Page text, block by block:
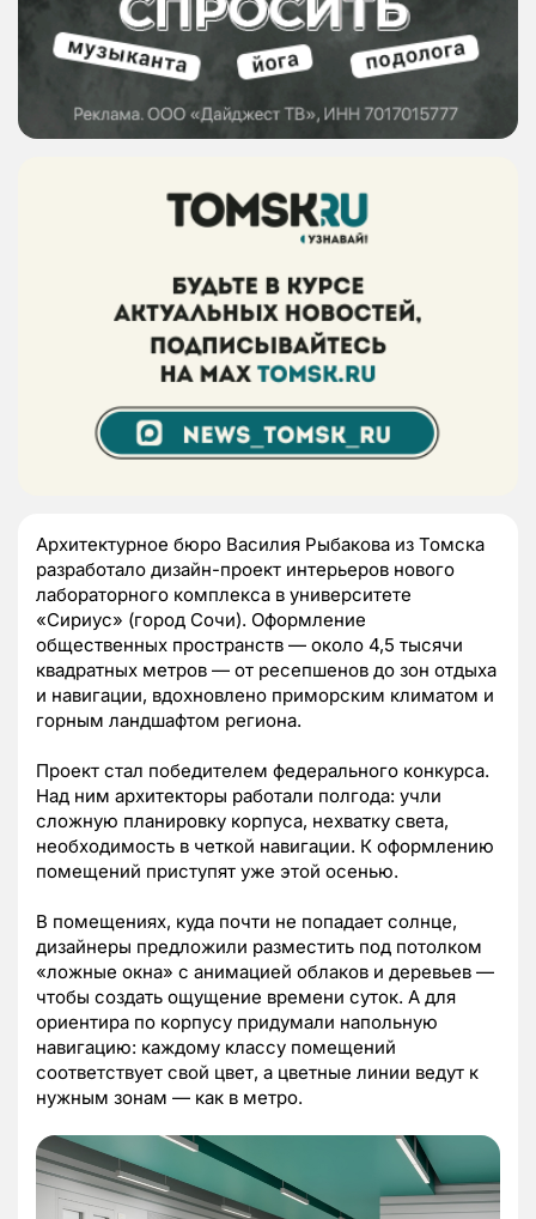
Архитектурное бюро Василия Рыбакова из Томска
разработало дизайн-проект интерьеров нового
лабораторного комплекса в университете
«Сириус» (город Сочи). Оформление
общественных пространств — около 4,5 тысячи
квадратных метров — от ресепшенов до зон отдыха
и навигации, вдохновлено приморским климатом и
горным ландшафтом региона.
Проект стал победителем федерального конкурса.
Над ним архитекторы работали полгода: учли
сложную планировку корпуса, нехватку света,
необходимость в четкой навигации. К оформлению
помещений приступят уже этой осенью.
В помещениях, куда почти не попадает солнце,
дизайнеры предложили разместить под потолком
«ложные окна» с анимацией облаков и деревьев —
чтобы создать ощущение времени суток. А для
ориентира по корпусу придумали напольную
навигацию: каждому классу помещений
соответствует свой цвет, а цветные линии ведут к
нужным зонам — как в метро.